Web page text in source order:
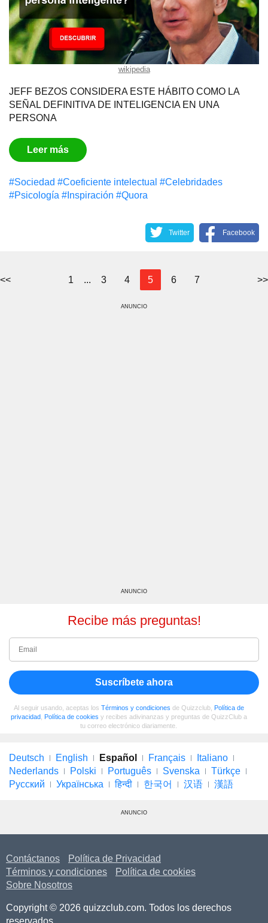
wikipedia
JEFF BEZOS CONSIDERA ESTE HÁBITO COMO LA
SEÑAL DEFINITIVA DE INTELIGENCIA EN UNA
PERSONA
Leer más
#Sociedad #Coeficiente intelectual #Celebridades
#Psicología #Inspiración #Quora
Twitter Facebook
<< 1 ... 3 4 5 6 7 >>
ANUNCIO
ANUNCIO
Recibe más preguntas!
Suscríbete ahora
Al seguir usando, aceptas los Términos y condiciones de Quizzclub,
Política de
privacidad
Política de cookies y recibes adivinanzas y preguntas de QuizzClub a
tu correo electrónico diariamente.
Deutsch English Español Français
Italiano
Nederlands
Polski Português Svenska
Türkçe
Русский
Українська हिन्दी 한국어 汉语 漢語
ANUNCIO
Contáctanos
Política de Privacidad
Términos y condiciones
Política de cookies
Sobre Nosotros
Copyright © 2026 quizzclub.com. Todos los derechos